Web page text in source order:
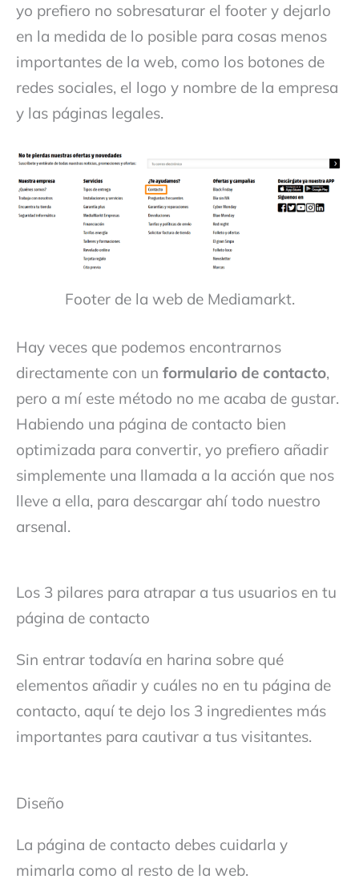
yo prefiero no sobresaturar el footer y dejarlo
en la medida de lo posible para cosas menos
importantes de la web, como los botones de
redes sociales, el logo y nombre de la empresa
y las páginas legales.
Footer de la web de Mediamarkt.
Hay veces que podemos encontrarnos
directamente con un formulario de contacto,
pero a mí este método no me acaba de gustar.
Habiendo una página de contacto bien
optimizada para convertir, yo prefiero añadir
simplemente una llamada a la acción que nos
lleve a ella, para descargar ahí todo nuestro
arsenal.
Los 3 pilares para atrapar a tus usuarios en tu
página de contacto
Sin entrar todavía en harina sobre qué
elementos añadir y cuáles no en tu página de
contacto, aquí te dejo los 3 ingredientes más
importantes para cautivar a tus visitantes.
Diseño
La página de contacto debes cuidarla y
mimarla como al resto de la web.